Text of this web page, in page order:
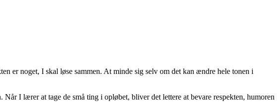
er noget, I skal løse sammen. At minde sig selv om det kan ændre hele tonen i
I lærer at tage de små ting i opløbet, bliver det lettere at bevare respekten, humoren